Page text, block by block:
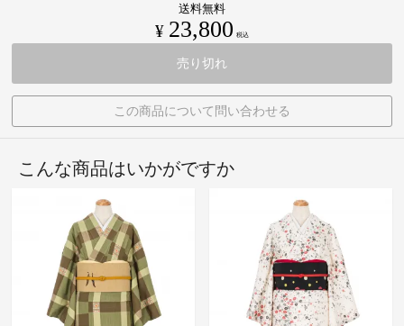
送料無料
¥ 23,800 税込
売り切れ
この商品について問い合わせる
こんな商品はいかがですか